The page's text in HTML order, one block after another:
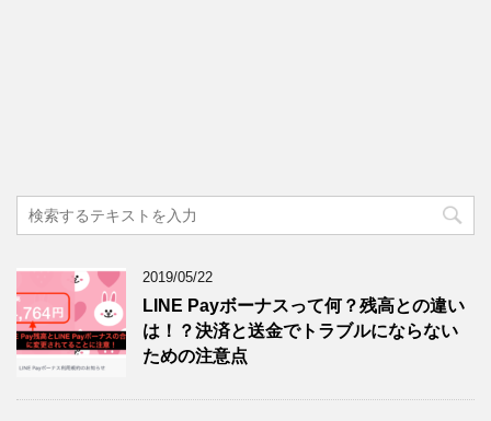
2019/05/22
LINE Payボーナスって何？残高との違い
は！？決済と送金でトラブルにならない
ための注意点